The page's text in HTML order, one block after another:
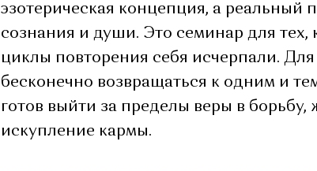
эзотерическая концепция, а реальный
сознания и души. Это семинар для тех,
циклы повторения себя исчерпали. Для
бесконечно возвращаться к одним и
готов выйти за пределы веры в борьбу,
искупление кармы.